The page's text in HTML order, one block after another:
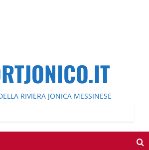
RIVIERA JONICA MESSINESE